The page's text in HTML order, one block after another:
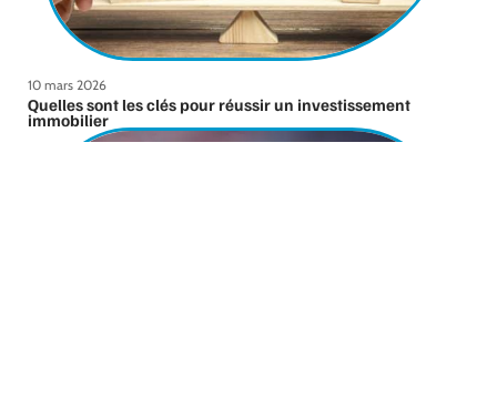
10 mars 2026
Quelles sont les clés pour réussir un investissement
immobilier